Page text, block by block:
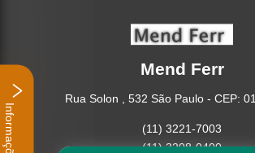
Mend Ferr
Rua Solon , 532 São Paulo - CEP:
(11) 3221-7003
(11) 3208-0400
Informações